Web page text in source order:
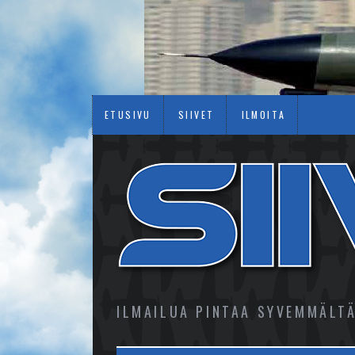
ETUSIVU SIIVET ILMOITA
ILMAILUA PINTAA